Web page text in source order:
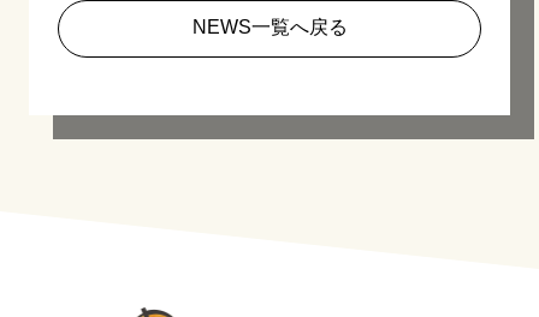
NEWS一覧へ戻る